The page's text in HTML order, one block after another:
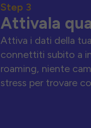
Step 3
Attivala
Attiva i dati della
connettiti subito a
roaming, niente
stress per trovare